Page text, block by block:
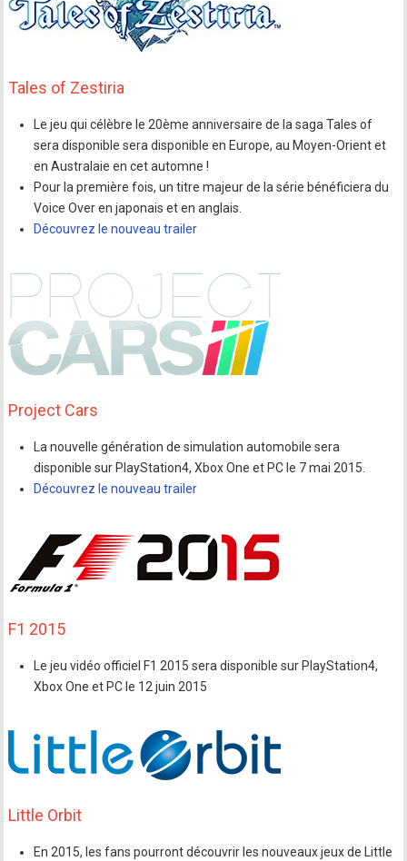
Tales of Zestiria
Le jeu qui célèbre le 20ème anniversaire de la saga Tales of
sera disponible sera disponible en Europe, au Moyen-Orient et
en Australaie en cet automne !
Pour la première fois, un titre majeur de la série bénéficiera du
Voice Over en japonais et en anglais.
Découvrez le nouveau trailer
Project Cars
La nouvelle génération de simulation automobile sera
disponible sur PlayStation4, Xbox One et PC le 7 mai 2015.
Découvrez le nouveau trailer
F1 2015
Le jeu vidéo officiel F1 2015 sera disponible sur PlayStation4,
Xbox One et PC le 12 juin 2015
Little Orbit
En 2015, les fans pourront découvrir les nouveaux jeux de Little